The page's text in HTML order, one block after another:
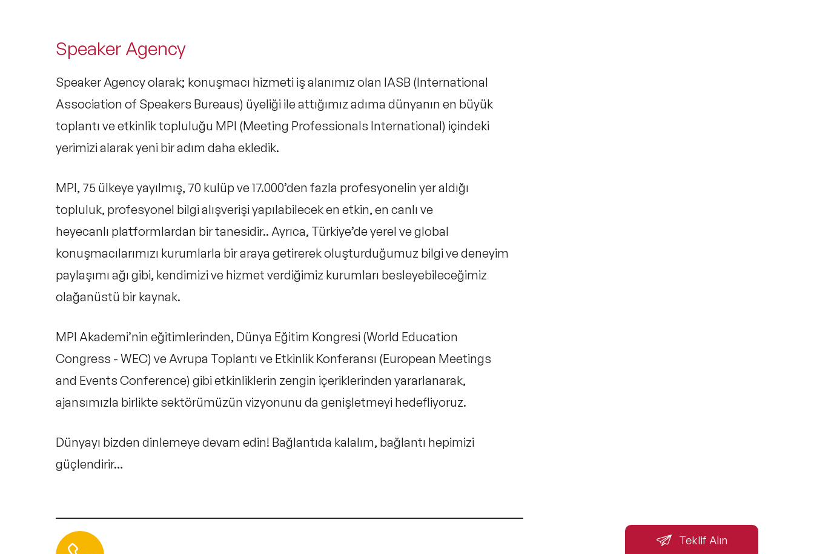
Speaker Agency
Speaker Agency olarak; konuşmacı hizmeti iş alanımız olan IASB (International
Association of Speakers Bureaus) üyeliği ile attığımız adıma dünyanın en büyük
toplantı ve etkinlik topluluğu MPI (Meeting Professionals International) içindeki
yerimizi alarak yeni bir adım daha ekledik.
MPI, 75 ülkeye yayılmış, 70 kulüp ve 17.000’den fazla profesyonelin yer aldığı
topluluk, profesyonel bilgi alışverişi yapılabilecek en etkin, en canlı ve
heyecanlı platformlardan bir tanesidir.. Ayrıca, Türkiye’de yerel ve global
konuşmacılarımızı kurumlarla bir araya getirerek oluşturduğumuz bilgi ve deneyim
paylaşımı ağı gibi, kendimizi ve hizmet verdiğimiz kurumları besleyebileceğimiz
olağanüstü bir kaynak.
MPI Akademi’nin eğitimlerinden, Dünya Eğitim Kongresi (World Education
Congress - WEC) ve Avrupa Toplantı ve Etkinlik Konferansı (European Meetings
and Events Conference) gibi etkinliklerin zengin içeriklerinden yararlanarak,
ajansımızla birlikte sektörümüzün vizyonunu da genişletmeyi hedefliyoruz.
Dünyayı bizden dinlemeye devam edin! Bağlantıda kalalım, bağlantı hepimizi
güçlendirir…
Teklif Alın